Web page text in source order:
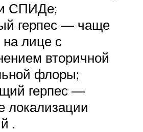
СПИДе;
герпес — чаще
на лице с
вторичной
флоры;
герпес —
локализации
.